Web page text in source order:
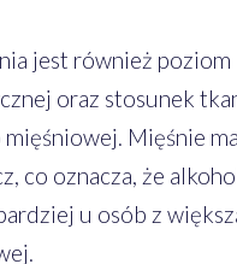
jest również poziom
oraz stosunek
Mięśnie
co oznacza, że
u osób z